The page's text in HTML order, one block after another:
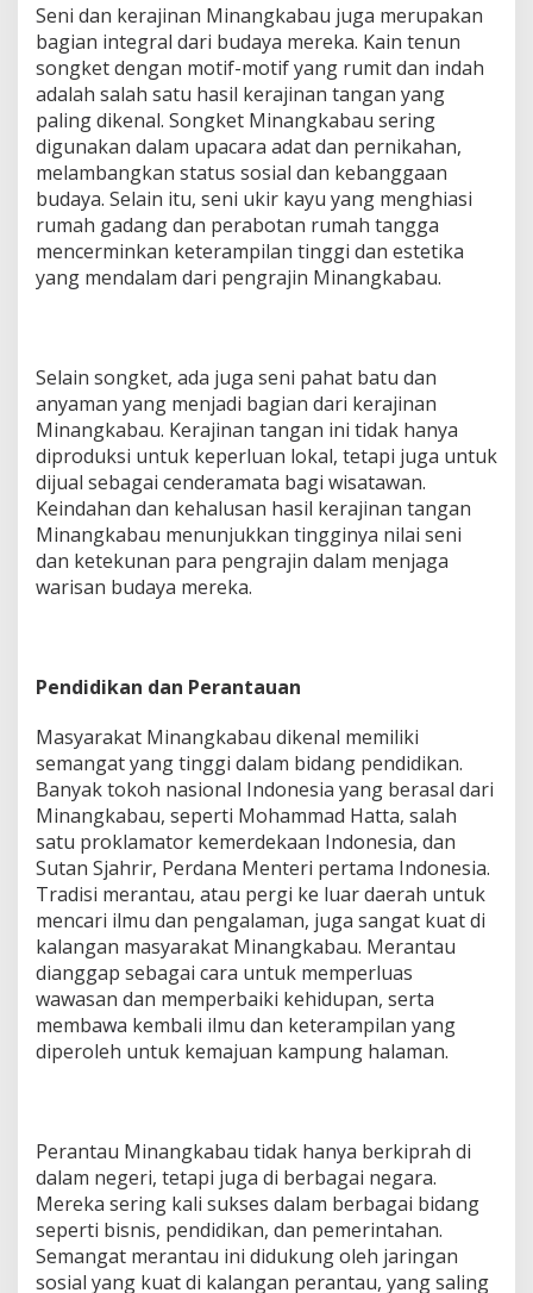
Seni dan kerajinan Minangkabau juga merupakan
bagian integral dari budaya mereka. Kain tenun
songket dengan motif-motif yang rumit dan indah
adalah salah satu hasil kerajinan tangan yang
paling dikenal. Songket Minangkabau sering
digunakan dalam upacara adat dan pernikahan,
melambangkan status sosial dan kebanggaan
budaya. Selain itu, seni ukir kayu yang menghiasi
rumah gadang dan perabotan rumah tangga
mencerminkan keterampilan tinggi dan estetika
yang mendalam dari pengrajin Minangkabau.
Selain songket, ada juga seni pahat batu dan
anyaman yang menjadi bagian dari kerajinan
Minangkabau. Kerajinan tangan ini tidak hanya
diproduksi untuk keperluan lokal, tetapi juga untuk
dijual sebagai cenderamata bagi wisatawan.
Keindahan dan kehalusan hasil kerajinan tangan
Minangkabau menunjukkan tingginya nilai seni
dan ketekunan para pengrajin dalam menjaga
warisan budaya mereka.
Pendidikan dan Perantauan
Masyarakat Minangkabau dikenal memiliki
semangat yang tinggi dalam bidang pendidikan.
Banyak tokoh nasional Indonesia yang berasal dari
Minangkabau, seperti Mohammad Hatta, salah
satu proklamator kemerdekaan Indonesia, dan
Sutan Sjahrir, Perdana Menteri pertama Indonesia.
Tradisi merantau, atau pergi ke luar daerah untuk
mencari ilmu dan pengalaman, juga sangat kuat di
kalangan masyarakat Minangkabau. Merantau
dianggap sebagai cara untuk memperluas
wawasan dan memperbaiki kehidupan, serta
membawa kembali ilmu dan keterampilan yang
diperoleh untuk kemajuan kampung halaman.
Perantau Minangkabau tidak hanya berkiprah di
dalam negeri, tetapi juga di berbagai negara.
Mereka sering kali sukses dalam berbagai bidang
seperti bisnis, pendidikan, dan pemerintahan.
Semangat merantau ini didukung oleh jaringan
sosial yang kuat di kalangan perantau, yang saling